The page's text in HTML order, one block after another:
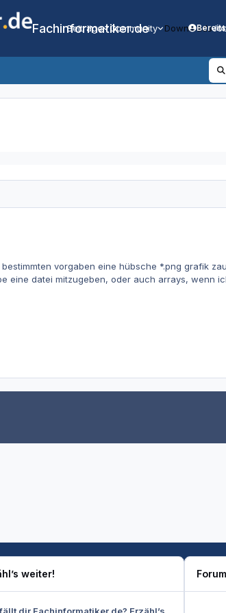
Fachinformatiker.de
Beiträge Community Downloads
vorgaben eine hübsche *.png grafik
datei mitzugeben, oder auch arrays, wenn
weiter!